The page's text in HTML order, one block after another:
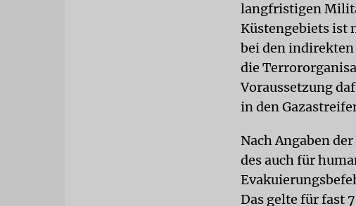
langfristigen
Küstengebiets ist
bei den
die
Voraussetzung
in den
Nach Angaben
des auch für
Das gelte für fast